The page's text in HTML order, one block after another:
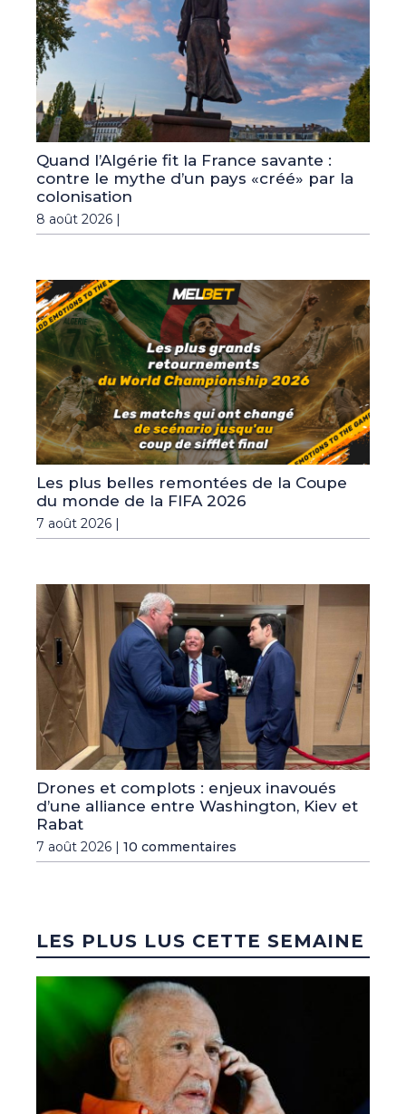
Quand l’Algérie fit la France savante :
contre le mythe d’un pays «créé» par la
colonisation
8 août 2026 |
Les plus belles remontées de la Coupe
du monde de la FIFA 2026
7 août 2026 |
Drones et complots : enjeux inavoués
d’une alliance entre Washington, Kiev et
Rabat
7 août 2026 | 10 commentaires
LES PLUS LUS CETTE SEMAINE